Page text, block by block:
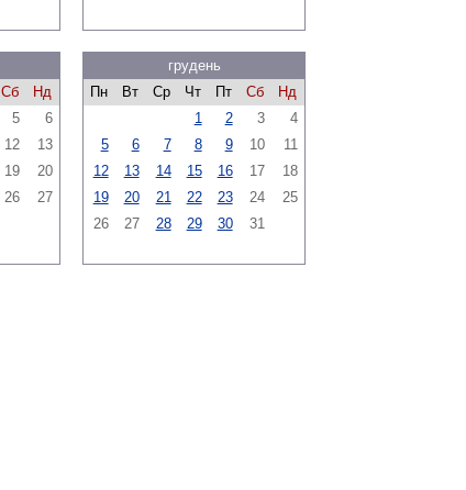
Сб
Нд
5
6
12
13
19
20
26
27
грудень
Пн
Вт Ср Чт Пт Сб
Нд
1
2 3
4
5
6 7 8 9 10
11
12
13 14 15 16 17
18
19
20 21 22 23 24
25
26
27 28 29 30 31